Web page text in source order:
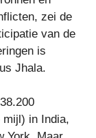
zei de
van de
is
Jhala.
in India,